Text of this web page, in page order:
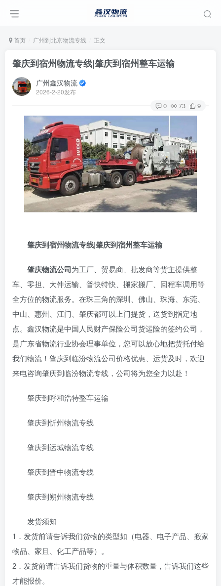
首页 广州到北京物流专线 正文
肇庆到宿州物流专线|肇庆到宿州整车运输
广州鑫汉物流
2026-2-20发布
0 73 9
肇庆到宿州物流专线|肇庆到宿州整车运输
肇庆物流公司为工厂、贸易商、批发商等货主提供整
车、零担、大件运输、普快特快、搬家搬厂、回程车调用等
全方位的物流服务。在珠三角的深圳、佛山、珠海、东莞、
中山、惠州、江门、肇庆都可以上门提货，送货到指定地
点。鑫汉物流是中国人民财产保险公司货运险的签约公司，
是广东省物流行业协会理事单位，您可以放心地把货托付给
我们物流！肇庆到临汾物流公司价格优惠、运货及时，欢迎
来电咨询肇庆到临汾物流专线，公司将为您全力以赴！
肇庆到呼和浩特整车运输
肇庆到忻州物流专线
肇庆到运城物流专线
肇庆到晋中物流专线
肇庆到朔州物流专线
发货须知
1．发货前请告诉我们货物的类型如（电器、电子产品、搬家
物品、家且、化工产品等）。
2．发货前请告诉我们货物的重量与体积数量，告诉我们这些
才能报价。